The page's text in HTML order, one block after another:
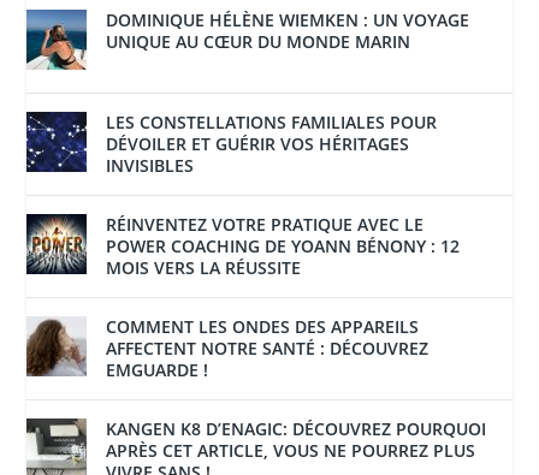
DOMINIQUE HÉLÈNE WIEMKEN : UN VOYAGE
UNIQUE AU CŒUR DU MONDE MARIN
LES CONSTELLATIONS FAMILIALES POUR
DÉVOILER ET GUÉRIR VOS HÉRITAGES
INVISIBLES
RÉINVENTEZ VOTRE PRATIQUE AVEC LE
POWER COACHING DE YOANN BÉNONY : 12
MOIS VERS LA RÉUSSITE
COMMENT LES ONDES DES APPAREILS
AFFECTENT NOTRE SANTÉ : DÉCOUVREZ
EMGUARDE !
KANGEN K8 D’ENAGIC: DÉCOUVREZ POURQUOI
APRÈS CET ARTICLE, VOUS NE POURREZ PLUS